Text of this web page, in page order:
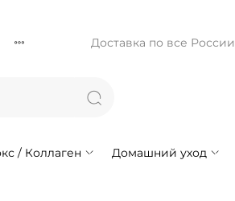
Доставка по все России
/ Коллаген Домашний уход